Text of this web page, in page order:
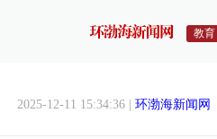
教育
2025-12-11 15:34:36 | 环渤海新闻网